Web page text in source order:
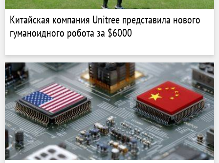
Китайская компания Unitree представила нового
гуманоидного робота за $6000